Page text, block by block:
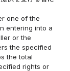
one of the
entering into a
or the
the specified
the total
rights or